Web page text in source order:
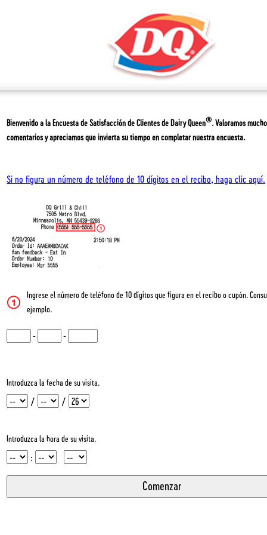
Bienvenido a la Encuesta de Satisfacción de Clientes deDairy Queen®. Valoramos
comentarios y apreciamos que invierta su tiempo en completar nuestra encuesta.
Si no figura un número de teléfono de 10 dígitos en el recibo, haga clic aquí.
Ingrese el número de teléfono de 10 dígitos que figura en el recibo o cupón.
ejemplo.
- -
Introduzca la fecha de su visita.
Mes / Día / Año
Introduzca la hora de su visita.
Hora : Minuto InputMeridian